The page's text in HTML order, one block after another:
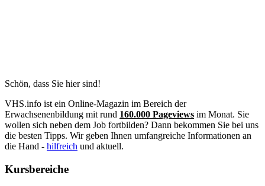
Schön, dass Sie hier sind!
VHS.info ist ein Online-Magazin im Bereich der
Erwachsenenbildung mit rund 160.000 Pageviews im Monat. Sie
wollen sich neben dem Job fortbilden? Dann bekommen Sie bei uns
die besten Tipps. Wir geben Ihnen umfangreiche Informationen an
die Hand - hilfreich und aktuell.
Kursbereiche